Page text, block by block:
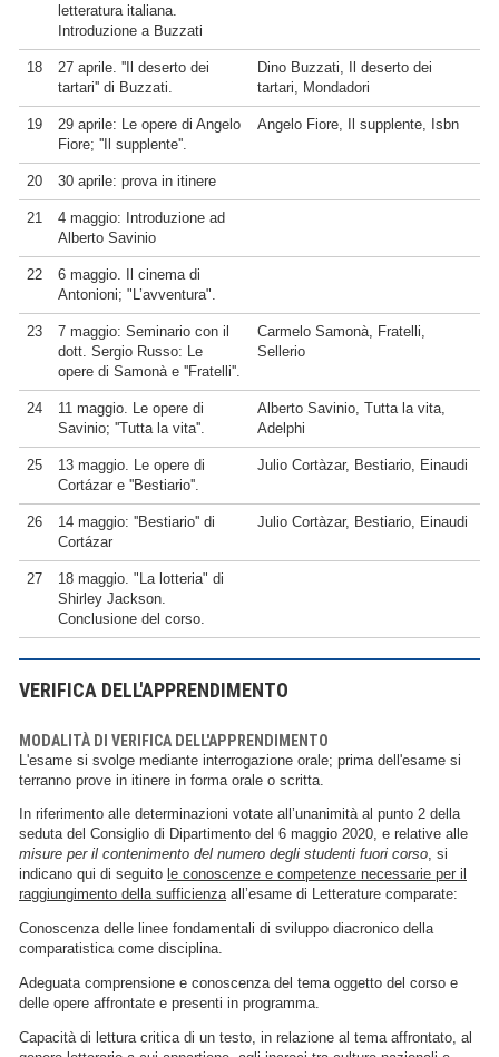
letteratura italiana.
Introduzione a Buzzati
18
27 aprile. ''Il deserto dei
tartari'' di Buzzati.
Dino Buzzati, Il deserto dei
tartari, Mondadori
19
29 aprile: Le opere di Angelo
Fiore; ''Il supplente''.
Angelo Fiore, Il supplente, Isbn
20 30 aprile: prova in itinere
21
4 maggio: Introduzione ad
Alberto Savinio
22
6 maggio. Il cinema di
Antonioni; "L’avventura".
23
7 maggio: Seminario con il
dott. Sergio Russo: Le
opere di Samonà e ''Fratelli''.
Carmelo Samonà, Fratelli,
Sellerio
24
11 maggio. Le opere di
Savinio; ''Tutta la vita''.
Alberto Savinio, Tutta la vita,
Adelphi
25
13 maggio. Le opere di
Cortázar e ''Bestiario''.
Julio Cortàzar, Bestiario, Einaudi
26
14 maggio: ''Bestiario'' di
Cortázar
Julio Cortàzar, Bestiario, Einaudi
27
18 maggio. "La lotteria" di
Shirley Jackson.
Conclusione del corso.
VERIFICA DELL'APPRENDIMENTO
MODALITÀ DI VERIFICA DELL'APPRENDIMENTO
L'esame si svolge mediante interrogazione orale; prima dell'esame si
terranno prove in itinere in forma orale o scritta.
In riferimento alle determinazioni votate all’unanimità al punto 2 della
seduta del Consiglio di Dipartimento del 6 maggio 2020, e relative alle
misure per il contenimento del numero degli studenti fuori corso, si
indicano qui di seguito le conoscenze e competenze necessarie per il
raggiungimento della sufficienzaall’esame di Letterature comparate:
Conoscenza delle linee fondamentali di sviluppo diacronico della
comparatistica come disciplina.
Adeguata comprensione e conoscenza del tema oggetto del corso e
delle opere affrontate e presenti in programma.
Capacità di lettura critica di un testo, in relazione al tema affrontato, al